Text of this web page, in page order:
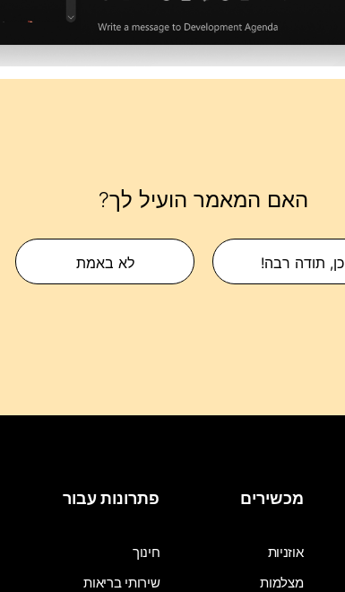
האם המאמר הועיל לך?
כן, תודה רבה! לא באמת
מכשירים
אוזניות
מצלמות
פתרונות עבור
חינוך
שירותי בריאות